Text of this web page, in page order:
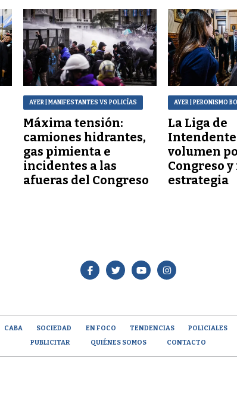
AYER | MANIFESTANTES VS POLICÍAS
Máxima tensión:
camiones hidrantes,
gas pimienta e
incidentes a las
afueras del Congreso
AYER | PERONISMO
La Liga de
volumen
Congreso
estrategia
CABA SOCIEDAD EN FOCO TENDENCIAS POLICIALES
PUBLICITAR
QUIÉNES SOMOS CONTACTO